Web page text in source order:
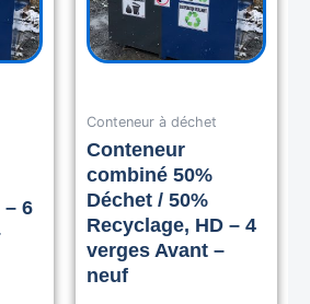
– 6
Conteneur à déchet
Conteneur
combiné 50%
Déchet / 50%
Recyclage, HD – 4
verges Avant –
neuf